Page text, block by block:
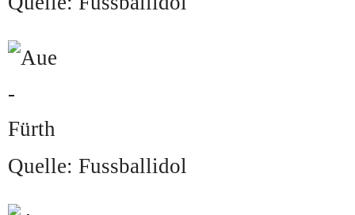
Quelle: Fussballidol